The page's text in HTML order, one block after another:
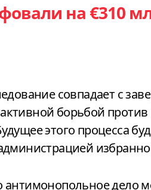
на €310
совпадает с
борьбой
этого процесса
дело